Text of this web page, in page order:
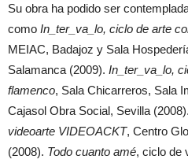
Su obra ha podido ser
como In_ter_va_lo, ciclo de arte
MEIAC, Badajoz y Sala
Salamanca (2009). In_ter_va_lo,
flamenco, Sala Chicarreros, Sala
Cajasol Obra Social, Sevilla (2008).
videoarte VIDEOACKT, Centro
(2008). Todo cuanto amé, ciclo de